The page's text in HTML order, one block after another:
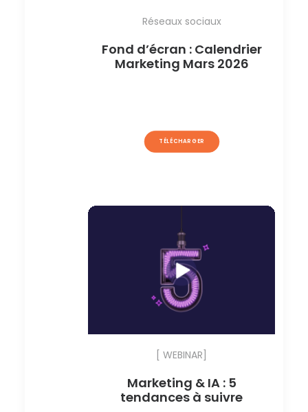
Réseaux sociaux
Fond d’écran : Calendrier
Marketing Mars 2026
TÉLÉCHARGER
[ WEBINAR]
Marketing & IA : 5
tendances à suivre